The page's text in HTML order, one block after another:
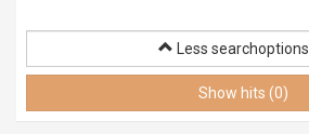
Barrierefreiheit
Entgeltumwandlung
Vermögenswirksame Leistungen
Getränke
Less searchoptions
Show hits (0)